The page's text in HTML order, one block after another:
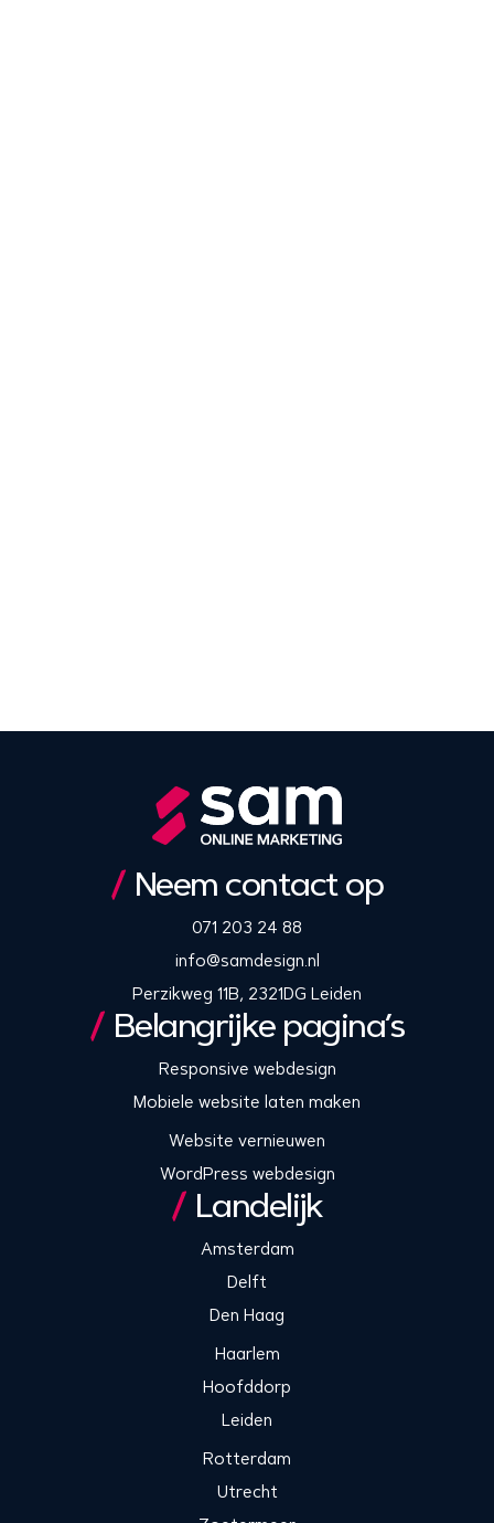
Neem contact op
071 203 24 88
info@samdesign.nl
Perzikweg 11B, 2321DG Leiden
Belangrijke pagina’s
Responsive webdesign
Mobiele website laten maken
Website vernieuwen
WordPress webdesign
Landelijk
Amsterdam
Delft
Den Haag
Haarlem
Hoofddorp
Leiden
Rotterdam
Utrecht